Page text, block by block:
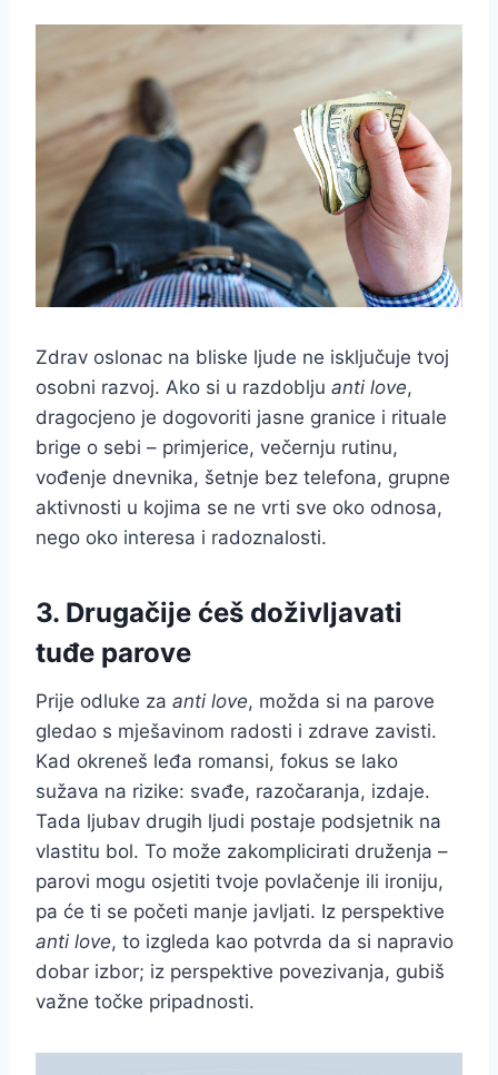
Zdrav oslonac na bliske ljude ne isključuje tvoj
osobni razvoj. Ako si u razdoblju anti love,
dragocjeno je dogovoriti jasne granice i rituale
brige o sebi – primjerice, večernju rutinu,
vođenje dnevnika, šetnje bez telefona, grupne
aktivnosti u kojima se ne vrti sve oko odnosa,
nego oko interesa i radoznalosti.
3. Drugačije ćeš doživljavati
tuđe parove
Prije odluke za anti love, možda si na parove
gledao s mješavinom radosti i zdrave zavisti.
Kad okreneš leđa romansi, fokus se lako
sužava na rizike: svađe, razočaranja, izdaje.
Tada ljubav drugih ljudi postaje podsjetnik na
vlastitu bol. To može zakomplicirati druženja –
parovi mogu osjetiti tvoje povlačenje ili ironiju,
pa će ti se početi manje javljati. Iz perspektive
anti love, to izgleda kao potvrda da si napravio
dobar izbor; iz perspektive povezivanja, gubiš
važne točke pripadnosti.